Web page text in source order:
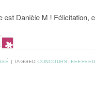
est Danièle M !
| TAGGED CONCOURS